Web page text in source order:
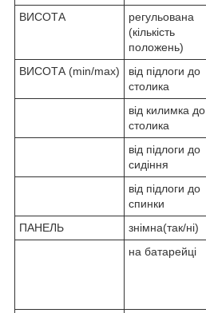
ВИСОТА
регульована
(кількість
положень)
ВИСОТА (min/max)
від підлоги до
столика
від килимка до
столика
від підлоги до
сидіння
від підлоги до
спинки
ПАНЕЛЬ знімна(так/ні)
на батарейці